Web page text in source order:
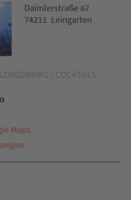
/ COCKTAILS
Maps
Daimlerstraße 67
74211 Leingarten